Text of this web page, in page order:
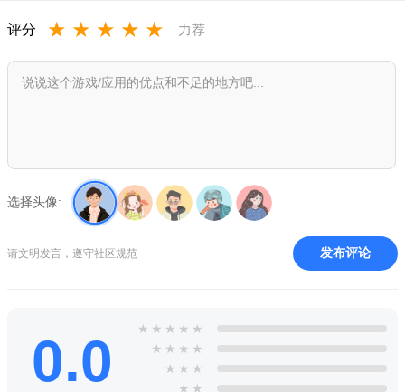
的冒险之旅，锻炼自己的思维能力。
roblox波比的游戏时间手机版中文安卓版优势：
助你去挑战；
3、每一个场景之中的画面都会有所不同，可以给你带来不一
2、轻松简单的操作，多样化不同的烧脑关卡等你挑战；
3、遇到不满意的方块图案时可以借助道具来进行更换。
评分 ★ ★ ★ ★ ★ 力荐
选择头像:
请文明发言，遵守社区规范 发布评论
0.0 ★ ★ ★ ★ ★
★ ★ ★ ★
★ ★ ★
★ ★